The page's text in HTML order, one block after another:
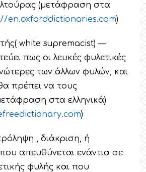
(μετάφραση στα
en.oxforddictionaries.com)
white supremacist) —
πως οι λευκές φυλετικές
των άλλων φυλών, και
πρέπει να τους
στα ελληνικά)
.com)
, διάκριση, ή
απευθύνεται ενάντια σε
φυλής και που